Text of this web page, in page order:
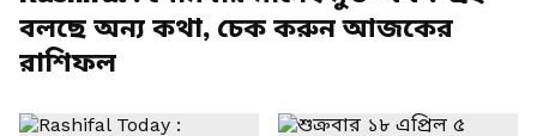
বলছে অন্য কথা, চেক করুন আজকের
রাশিফল